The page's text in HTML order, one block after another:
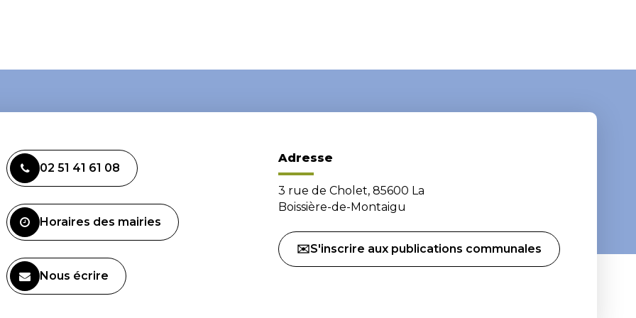
02 51 41 61 08
Horaires des mairies
Nous écrire
Adresse
3 rue de Cholet, 85600 La
Boissière-de-Montaigu
✉️S'inscrire aux publications communales